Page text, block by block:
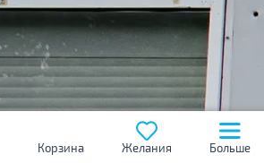
Корзина Желания Больше